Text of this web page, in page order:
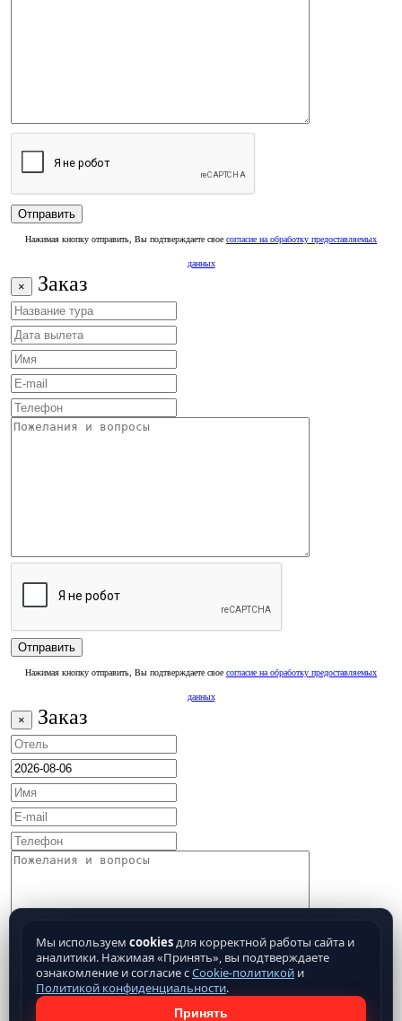
Нажимая кнопку отправить, Вы подтверждаете свое согласие на обработку предоставляемых
данных
× Заказ
Нажимая кнопку отправить, Вы подтверждаете свое согласие на обработку предоставляемых
данных
× Заказ
Мы используем cookiesдля корректной работы сайта и
аналитики. Нажимая «Принять», вы подтверждаете
ознакомление и согласие сCookie-политикой и
Политикой конфиденциальности.
Принять